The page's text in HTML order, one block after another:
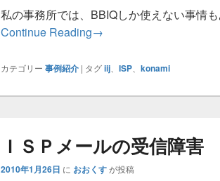
私の事務所では、BBIQしか使えない事情
Continue Reading500円プロバイダi-revoの
→
カテゴリー 事例紹介 | タグiij ISP konami
ＩＳＰメールの受信障害
2010年1月26日 に おおくすが投稿